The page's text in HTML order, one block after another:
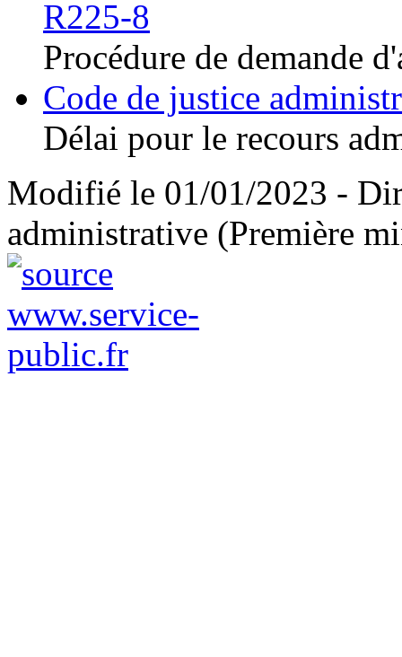
R225-8
Procédure de demande
Code de justice
Délai pour le recours
Modifié le 01/01/2023 -
administrative (Première